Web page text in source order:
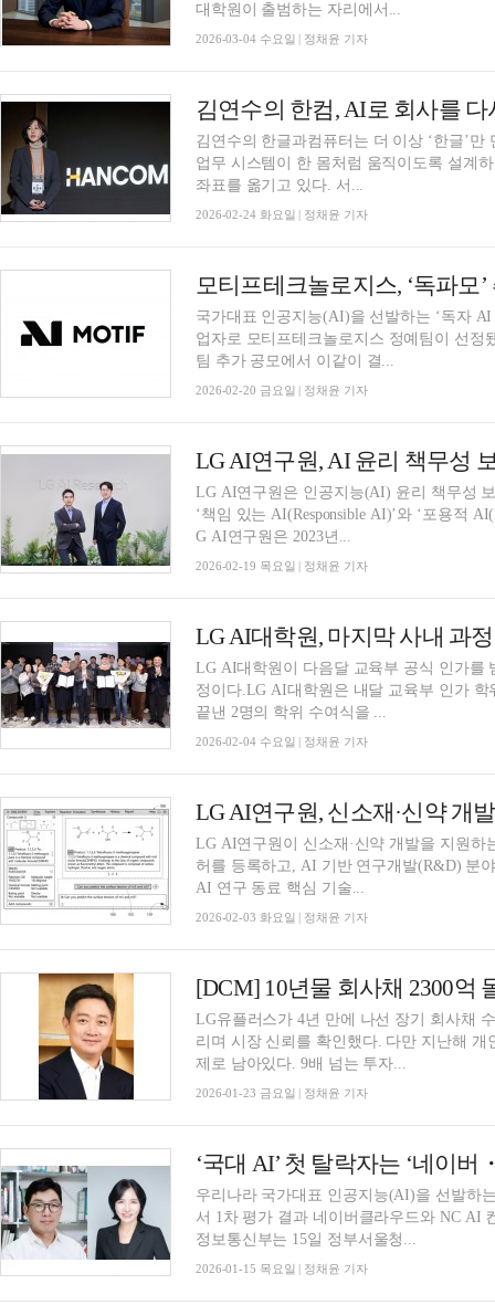
대학원이 출범하는 자리에서...
2026-03-04 수요일 | 정채윤 기자
김연수의 한컴, AI로 회사를
김연수의 한글과컴퓨터는 더 이상 ‘한글’
업무 시스템이 한 몸처럼 움직이도록 설계
좌표를 옮기고 있다. 서...
2026-02-24 화요일 | 정채윤 기자
모티프테크놀로지스, ‘독파모
국가대표 인공지능(AI)을 선발하는 ‘독자
업자로 모티프테크놀로지스 정예팀이 선정
팀 추가 공모에서 이같이 결...
2026-02-20 금요일 | 정채윤 기자
LG AI연구원, AI 윤리 책무성
LG AI연구원은 인공지능(AI) 윤리 책무성
‘책임 있는 AI(Responsible AI)’와 ‘포용적
G AI연구원은 2023년...
2026-02-19 목요일 | 정채윤 기자
LG AI대학원, 마지막 사내 과
LG AI대학원이 다음달 교육부 공식 인가를
정이다.LG AI대학원은 내달 교육부 인가
끝낸 2명의 학위 수여식을 ...
2026-02-04 수요일 | 정채윤 기자
LG AI연구원, 신소재·신약 개
LG AI연구원이 신소재·신약 개발을 지원하
허를 등록하고, AI 기반 연구개발(R&D) 분
AI 연구 동료 핵심 기술...
2026-02-03 화요일 | 정채윤 기자
LG유플러스가 4년 만에 나선 장기 회사채
리며 시장 신뢰를 확인했다. 다만 지난해
제로 남아있다. 9배 넘는 투자...
2026-01-23 금요일 | 정채윤 기자
‘국대 AI’ 첫 탈락자는 ‘네이버
우리나라 국가대표 인공지능(AI)을 선발하
서 1차 평가 결과 네이버클라우드와 NC AI
정보통신부는 15일 정부서울청...
2026-01-15 목요일 | 정채윤 기자